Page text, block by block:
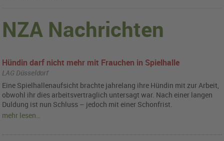
NZA Nachrichten
Hündin darf nicht mehr mit Frauchen in Spielhalle
LAG Düsseldorf
Eine Spiel­hal­len­auf­sicht brach­te jah­re­lang ihre Hün­din mit zur Ar­beit,
ob­wohl ihr dies ar­beits­ver­trag­lich un­ter­sagt war. Nach einer lan­gen
Dul­dung ist nun Schluss – je­doch mit einer Schon­frist.
mehr lesen…